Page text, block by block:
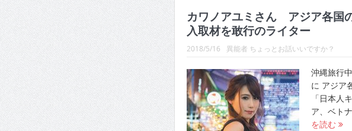
カワノアユミさん アジア各国
入取材を敢行のライター
2018/5/16 異能者 ちょっとお話いいですか？
沖縄旅行
に アジア
「日本人
ア、ベト
を読む